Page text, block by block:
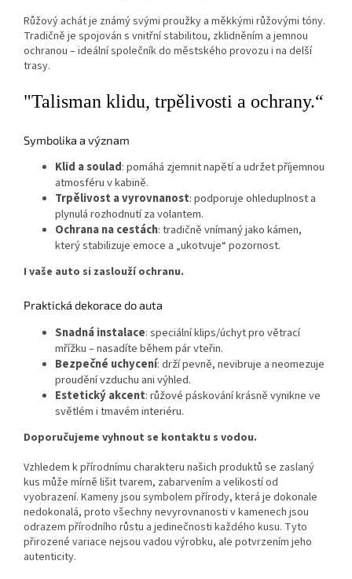
Růžový achát je známý svými proužky a měkkými růžovými tóny.
Tradičně je spojován s vnitřní stabilitou, zklidněním a jemnou
ochranou – ideální společník do městského provozu i na delší
trasy.
"Talisman klidu, trpělivosti a ochrany.“
Symbolika a význam
Klid a soulad: pomáhá zjemnit napětí a udržet příjemnou
atmosféru v kabině.
Trpělivost a vyrovnanost: podporuje ohleduplnost a
plynulá rozhodnutí za volantem.
Ochrana na cestách: tradičně vnímaný jako kámen,
který stabilizuje emoce a „ukotvuje“ pozornost.
I vaše auto si zaslouží ochranu.
Praktická dekorace do auta
Snadná instalace: speciální klips/úchyt pro větrací
mřížku – nasadíte během pár vteřin.
Bezpečné uchycení: drží pevně, nevibruje a neomezuje
proudění vzduchu ani výhled.
Estetický akcent: růžové páskování krásně vynikne ve
světlém i tmavém interiéru.
Doporučujeme vyhnout se kontaktu s vodou.
Vzhledem k přírodnímu charakteru našich produktů se zaslaný
kus může mírně lišit tvarem, zabarvením a velikostí od
vyobrazení. Kameny jsou symbolem přírody, která je dokonale
nedokonalá, proto všechny nevyrovnanosti v kamenech jsou
odrazem přírodního růstu a jedinečnosti každého kusu. Tyto
přirozené variace nejsou vadou výrobku, ale potvrzením jeho
autenticity.